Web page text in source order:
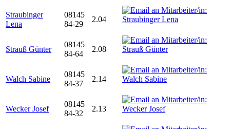
Straubinger
Lena
08145
84-29
2.04
Strauß Günter
08145
84-64
2.08
Walch Sabine
08145
84-37
2.14
Wecker Josef
08145
84-32
2.13